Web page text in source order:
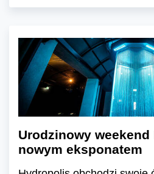
Urodzinowy
nowym eksponatem